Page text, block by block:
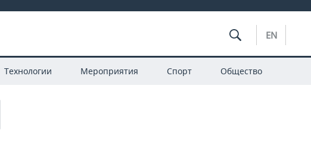
EN
Технологии Мероприятия Спорт Общество